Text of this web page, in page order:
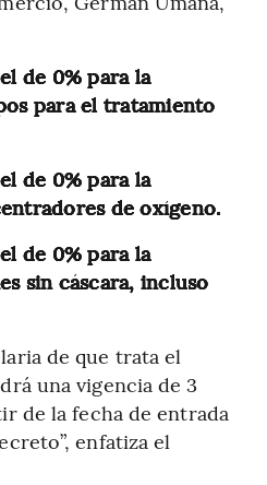
de 0% para la
para el tratamiento
de 0% para la
de oxígeno.
de 0% para la
sin cáscara, incluso
de que trata el
una vigencia de 3
de la fecha de entrada
enfatiza el